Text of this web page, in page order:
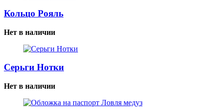
Кольцо Рояль
Нет в наличии
Серьги Нотки
Нет в наличии